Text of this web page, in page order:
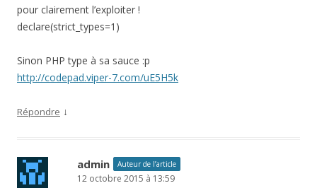
pour clairement l’exploiter !
declare(strict_types=1)
Sinon PHP type à sa sauce :p
http://codepad.viper-7.com/uE5H5k
Répondre ↓
admin Auteur de l’article
12 octobre 2015 à 13:59